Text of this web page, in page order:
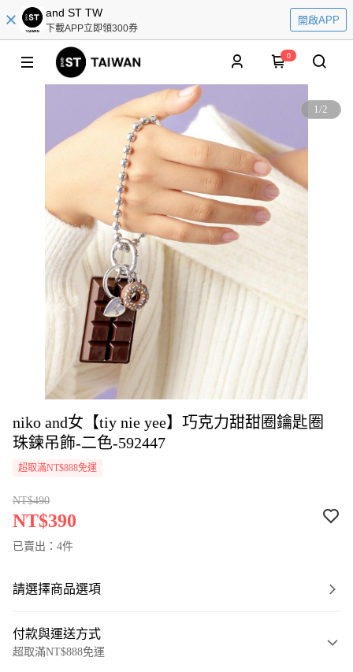
and ST TW
下載APP立即領300券
開啟APP
0
1/2
niko and女【tiy nie yee】巧克力甜甜圈鑰匙圈
珠鍊吊飾-二色-592447
超取滿NT$888免運
NT$490
NT$390
已賣出：4件
請選擇商品選項
付款與運送方式
超取滿NT$888免運